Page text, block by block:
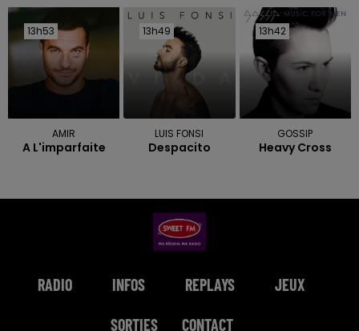
13h53
13h53
AMIR
A L'imparfaite
13h49
13h49
LUIS FONSI
Despacito
13h42
13h42
GOSSIP
Heavy Cross
RADIO INFOS REPLAYS JEUX
SORTIES CONTACT